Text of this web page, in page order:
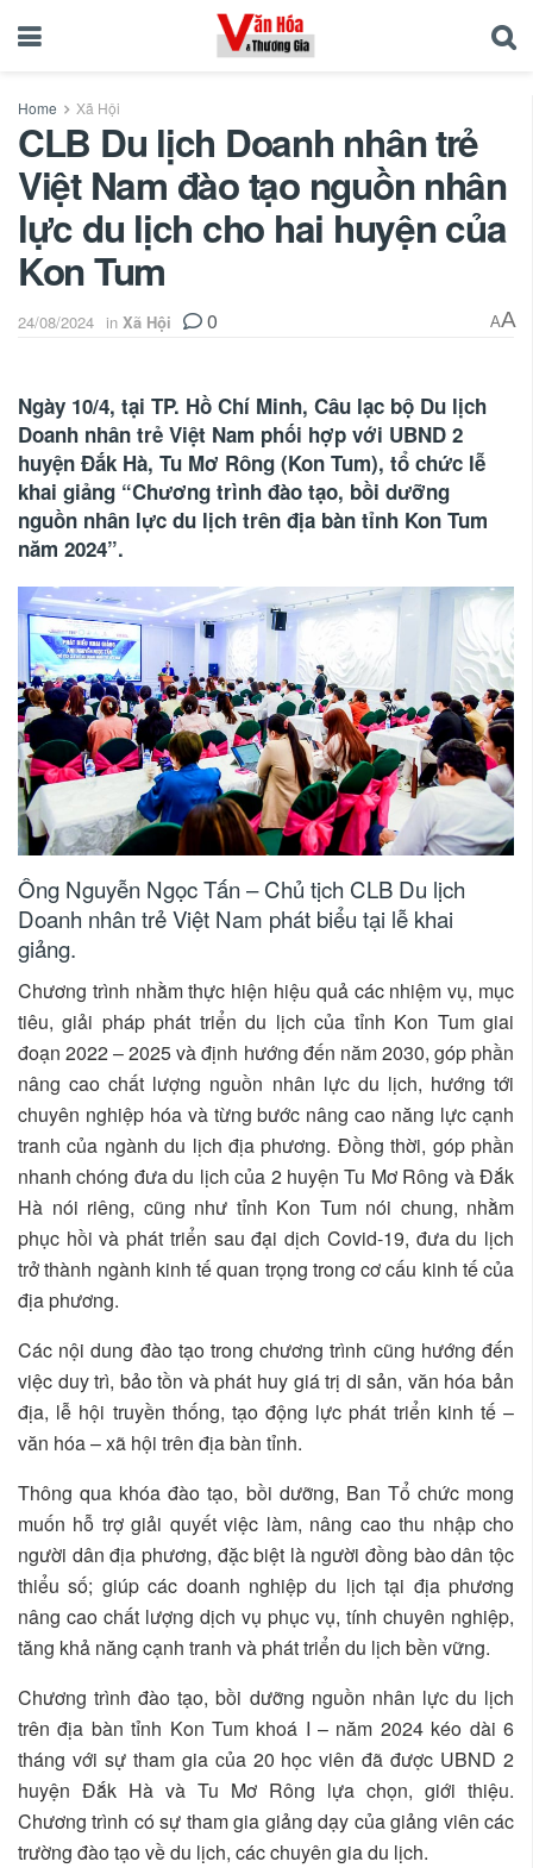
Home Xã Hội
CLB Du lịch Doanh nhân trẻ
Việt Nam đào tạo nguồn nhân
lực du lịch cho hai huyện của
Kon Tum
24/08/2024 in Xã Hội 0 AA
Ngày 10/4, tại TP. Hồ Chí Minh, Câu lạc bộ Du lịch
Doanh nhân trẻ Việt Nam phối hợp với UBND 2
huyện Đắk Hà, Tu Mơ Rông (Kon Tum), tổ chức lễ
khai giảng “Chương trình đào tạo, bồi dưỡng
nguồn nhân lực du lịch trên địa bàn tỉnh Kon Tum
năm 2024”.
Ông Nguyễn Ngọc Tấn – Chủ tịch CLB Du lịch
Doanh nhân trẻ Việt Nam phát biểu tại lễ khai
giảng.
Chương trình nhằm thực hiện hiệu quả các nhiệm vụ, mục
tiêu, giải pháp phát triển du lịch của tỉnh Kon Tum giai
đoạn 2022 – 2025 và định hướng đến năm 2030, góp phần
nâng cao chất lượng nguồn nhân lực du lịch, hướng tới
chuyên nghiệp hóa và từng bước nâng cao năng lực cạnh
tranh của ngành du lịch địa phương. Đồng thời, góp phần
nhanh chóng đưa du lịch của 2 huyện Tu Mơ Rông và Đắk
Hà nói riêng, cũng như tỉnh Kon Tum nói chung, nhằm
phục hồi và phát triển sau đại dịch Covid-19, đưa du lịch
trở thành ngành kinh tế quan trọng trong cơ cấu kinh tế của
địa phương.
Các nội dung đào tạo trong chương trình cũng hướng đến
việc duy trì, bảo tồn và phát huy giá trị di sản, văn hóa bản
địa, lễ hội truyền thống, tạo động lực phát triển kinh tế –
văn hóa – xã hội trên địa bàn tỉnh.
Thông qua khóa đào tạo, bồi dưỡng, Ban Tổ chức mong
muốn hỗ trợ giải quyết việc làm, nâng cao thu nhập cho
người dân địa phương, đặc biệt là người đồng bào dân tộc
thiểu số; giúp các doanh nghiệp du lịch tại địa phương
nâng cao chất lượng dịch vụ phục vụ, tính chuyên nghiệp,
tăng khả năng cạnh tranh và phát triển du lịch bền vững.
Chương trình đào tạo, bồi dưỡng nguồn nhân lực du lịch
trên địa bàn tỉnh Kon Tum khoá I – năm 2024 kéo dài 6
tháng với sự tham gia của 20 học viên đã được UBND 2
huyện Đắk Hà và Tu Mơ Rông lựa chọn, giới thiệu.
Chương trình có sự tham gia giảng dạy của giảng viên các
trường đào tạo về du lịch, các chuyên gia du lịch.